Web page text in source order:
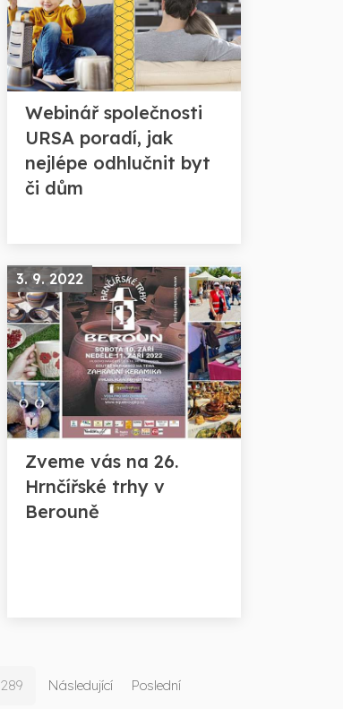
Webinář společnosti
URSA poradí, jak
nejlépe odhlučnit byt
či dům
3. 9. 2022
Zveme vás na 26.
Hrnčířské trhy v
Berouně
289 Následující Poslední